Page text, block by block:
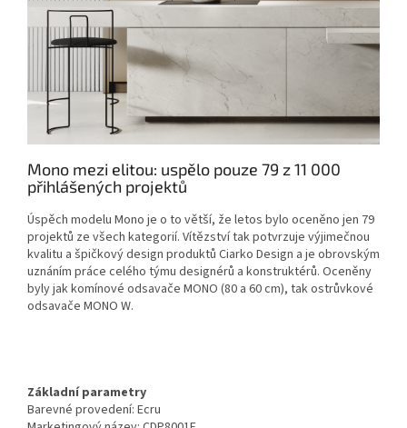
Mono mezi elitou: uspělo pouze 79 z 11 000
přihlášených projektů
Úspěch modelu Mono je o to větší, že letos bylo oceněno jen 79
projektů ze všech kategorií. Vítězství tak potvrzuje výjimečnou
kvalitu a špičkový design produktů Ciarko Design a je obrovským
uznáním práce celého týmu designérů a konstruktérů. Oceněny
byly jak komínové odsavače MONO (80 a 60 cm), tak ostrůvkové
odsavače MONO W.
Základní parametry
Barevné provedení: Ecru